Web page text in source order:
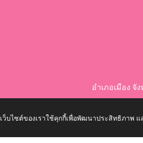
อำเภอเมือง
เว็บไซต์ของเราใช้คุกกี้เพื่อพัฒนาประสิทธิภาพ